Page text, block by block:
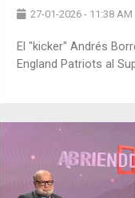
27-01-2026 - 11:38 AM
El "kicker" Andrés
England Patriots al